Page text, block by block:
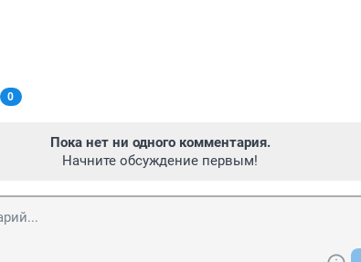
0
Пока нет ни одного комментария.
Начните обсуждение первым!